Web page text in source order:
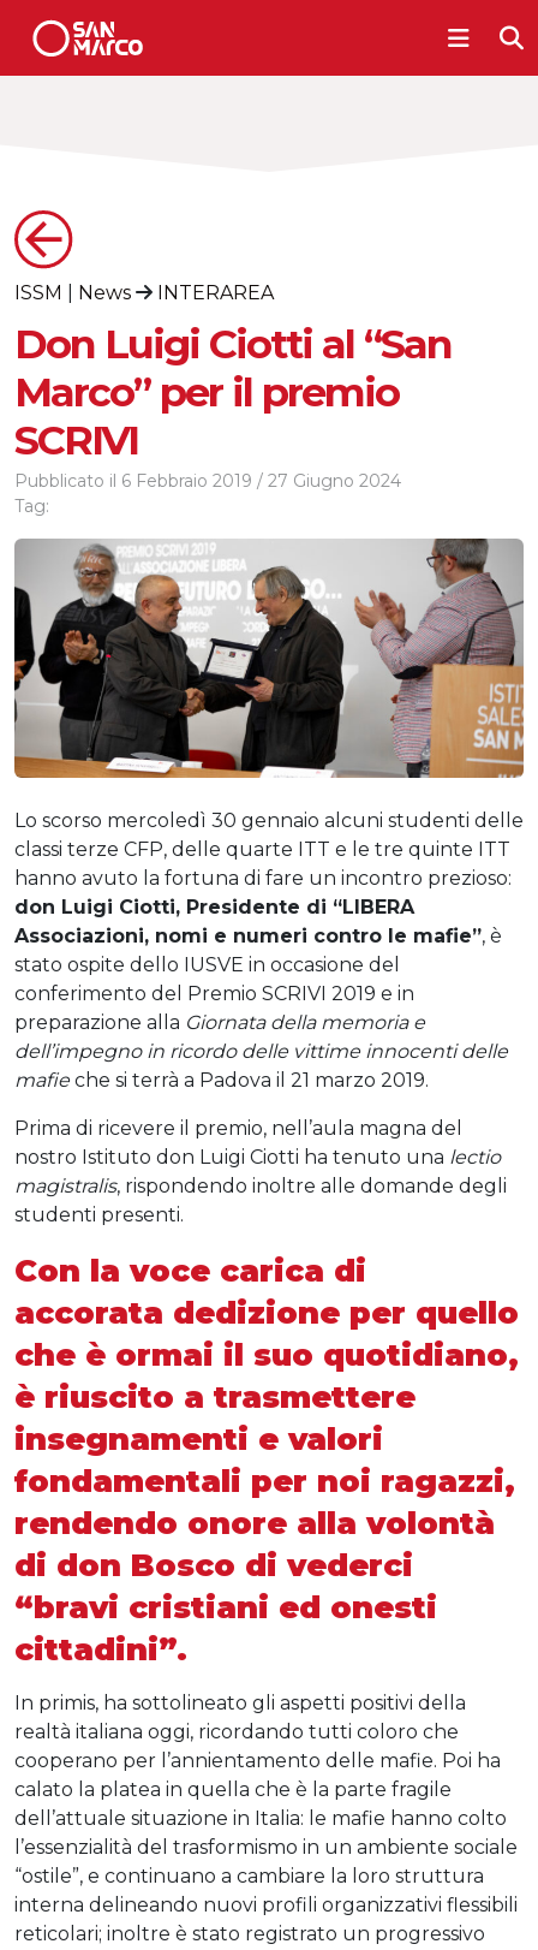
ISSM News INTERAREA
Don Luigi Ciotti al “San
Marco” per il premio
SCRIVI
Pubblicato il 6 Febbraio 2019 / 27 Giugno 2024
Tag:
Lo scorso mercoledì 30 gennaio alcuni studenti delle
classi terze CFP, delle quarte ITT e le tre quinte ITT
hanno avuto la fortuna di fare un incontro prezioso:
don Luigi Ciotti, Presidente di “LIBERA
Associazioni, nomi e numeri contro le mafie”, è
stato ospite dello IUSVE in occasione del
conferimento del Premio SCRIVI 2019 e in
preparazione alla Giornata della memoria e
dell’impegno in ricordo delle vittime innocenti delle
mafieche si terrà a Padova il 21 marzo 2019.
Prima di ricevere il premio, nell’aula magna del
nostro Istituto don Luigi Ciotti ha tenuto una lectio
magistralis, rispondendo inoltre alle domande degli
studenti presenti.
Con la voce carica di
accorata dedizione per quello
che è ormai il suo quotidiano,
è riuscito a trasmettere
insegnamenti e valori
fondamentali per noi ragazzi,
rendendo onore alla volontà
di don Bosco di vederci
“bravi cristiani ed onesti
cittadini”.
In primis, ha sottolineato gli aspetti positivi della
realtà italiana oggi, ricordando tutti coloro che
cooperano per l’annientamento delle mafie. Poi ha
calato la platea in quella che è la parte fragile
dell’attuale situazione in Italia: le mafie hanno colto
l’essenzialità del trasformismo in un ambiente sociale
“ostile”, e continuano a cambiare la loro struttura
interna delineando nuovi profili organizzativi flessibili
reticolari; inoltre è stato registrato un progressivo